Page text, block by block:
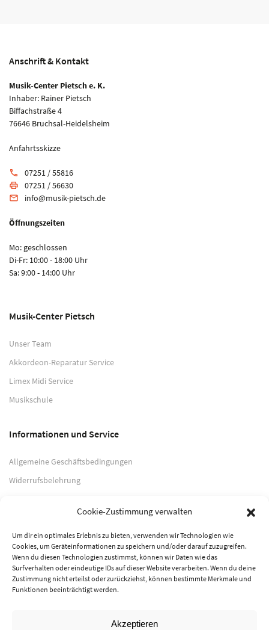
Cookie-Zustimmung verwalten
Um dir ein optimales Erlebnis zu bieten, verwenden wir Technologien wie
Cookies, um Geräteinformationen zu speichern und/oder darauf zuzugreifen.
Wenn du diesen Technologien zustimmst, können wir Daten wie das
Surfverhalten oder eindeutige IDs auf dieser Website verarbeiten. Wenn du deine
Zustimmung nicht erteilst oder zurückziehst, können bestimmte Merkmale und
Funktionen beeinträchtigt werden.
Akzeptieren
Anschrift & Kontakt
Musik-Center Pietsch e. K.
Inhaber: Rainer Pietsch
Biffachstraße 4
76646 Bruchsal-Heidelsheim
Anfahrtsskizze
phone 07251 / 55816
print 07251 / 56630
email info@musik-pietsch.de
Öffnungszeiten
Mo: geschlossen
Di-Fr: 10:00 - 18:00 Uhr
Sa: 9:00 - 14:00 Uhr
Musik-Center Pietsch
Unser Team
Akkordeon-Reparatur Service
Limex Midi Service
Musikschule
Informationen und Service
Allgemeine Geschäftsbedingungen
Widerrufsbelehrung
Datenschutzerklärung
Zahlungsarten
PayPal